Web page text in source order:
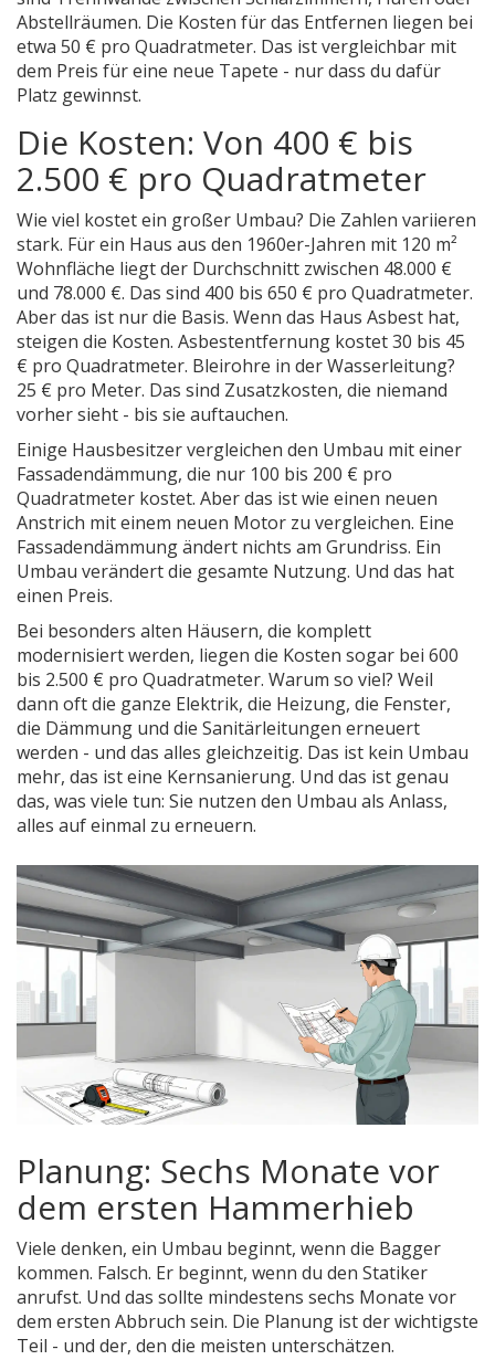
Abstellräumen. Die Kosten für das Entfernen liegen bei
etwa 50 € pro Quadratmeter. Das ist vergleichbar mit
dem Preis für eine neue Tapete - nur dass du dafür
Platz gewinnst.
Die Kosten: Von 400 € bis
2.500 € pro Quadratmeter
Wie viel kostet ein großer Umbau? Die Zahlen variieren
stark. Für ein Haus aus den 1960er-Jahren mit 120 m²
Wohnfläche liegt der Durchschnitt zwischen 48.000 €
und 78.000 €. Das sind 400 bis 650 € pro Quadratmeter.
Aber das ist nur die Basis. Wenn das Haus Asbest hat,
steigen die Kosten. Asbestentfernung kostet 30 bis 45
€ pro Quadratmeter. Bleirohre in der Wasserleitung?
25 € pro Meter. Das sind Zusatzkosten, die niemand
vorher sieht - bis sie auftauchen.
Einige Hausbesitzer vergleichen den Umbau mit einer
Fassadendämmung, die nur 100 bis 200 € pro
Quadratmeter kostet. Aber das ist wie einen neuen
Anstrich mit einem neuen Motor zu vergleichen. Eine
Fassadendämmung ändert nichts am Grundriss. Ein
Umbau verändert die gesamte Nutzung. Und das hat
einen Preis.
Bei besonders alten Häusern, die komplett
modernisiert werden, liegen die Kosten sogar bei 600
bis 2.500 € pro Quadratmeter. Warum so viel? Weil
dann oft die ganze Elektrik, die Heizung, die Fenster,
die Dämmung und die Sanitärleitungen erneuert
werden - und das alles gleichzeitig. Das ist kein Umbau
mehr, das ist eine Kernsanierung. Und das ist genau
das, was viele tun: Sie nutzen den Umbau als Anlass,
alles auf einmal zu erneuern.
Planung: Sechs Monate vor
dem ersten Hammerhieb
Viele denken, ein Umbau beginnt, wenn die Bagger
kommen. Falsch. Er beginnt, wenn du den Statiker
anrufst. Und das sollte mindestens sechs Monate vor
dem ersten Abbruch sein. Die Planung ist der wichtigste
Teil - und der, den die meisten unterschätzen.